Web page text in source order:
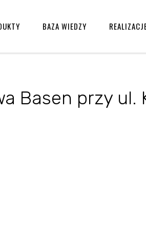
BAZA WIEDZY
Basen przy ul.